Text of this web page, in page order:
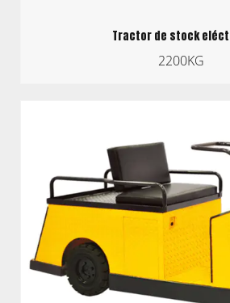
Tractor de stock
2200KG